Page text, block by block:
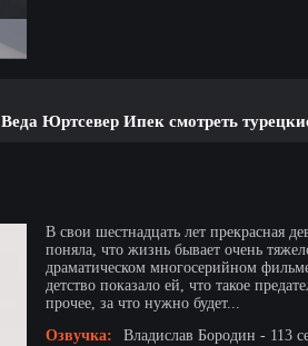
Веда Юртсевер Ипек смотреть
В свои шестнадцать лет прекрасная
поняла, что жизнь бывает очень
драматическом многосерийном
детство показало ей, что такое
прочее, за что нужно будет...
Озвучка:
Владислав Бородин - 113